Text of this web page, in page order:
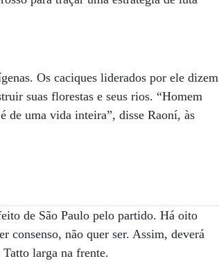
Os caciques liderados por ele dizem
suas florestas e seus rios. “Homem
de uma vida inteira”, disse Raoní, às
de São Paulo pelo partido. Há oito
consenso, não quer ser. Assim, deverá
larga na frente.